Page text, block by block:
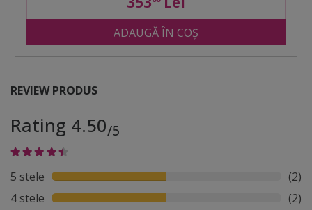
ADAUGĂ ÎN COȘ
REVIEW PRODUS
Rating 4.50/5
5 stele
(2)
4 stele
(2)